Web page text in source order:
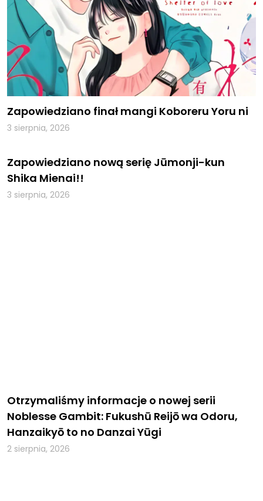
Zapowiedziano finał mangi Koboreru Yoru ni
3 sierpnia, 2026
Zapowiedziano nową serię Jūmonji-kun
Shika Mienai!!
3 sierpnia, 2026
Otrzymaliśmy informacje o nowej serii
Noblesse Gambit: Fukushū Reijō wa Odoru,
Hanzaikyō to no Danzai Yūgi
2 sierpnia, 2026